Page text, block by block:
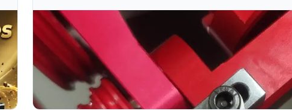
Jul 12, 2026
Máy Cắt Kim Cương Tốt Nhất Cho Dây Vàng Năm 2026
Trang này cung cấp hướng dẫn lựa chọn máy cắt kim cương tối
xuất trang sức cao cấp. Nó nêu bật bốn tiêu chí lựa chọn chính:
Đọc toàn bộ bài viết